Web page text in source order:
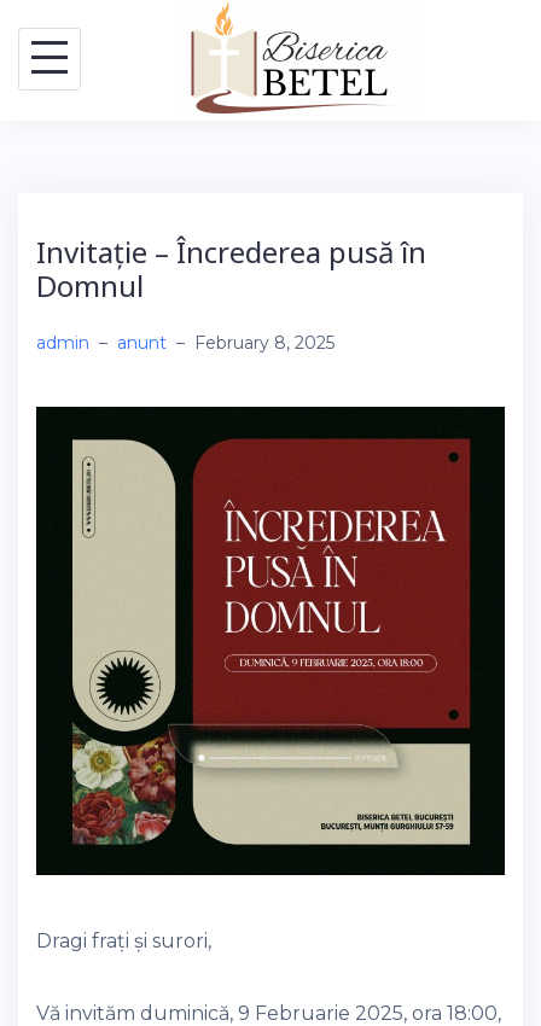
content
Invitație – Încrederea pusă în
Domnul
admin – anunt – February 8, 2025
Dragi frați și surori,
Vă invităm duminică, 9 Februarie 2025, ora 18:00,